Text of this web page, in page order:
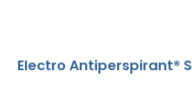
Electro Antiperspirant®